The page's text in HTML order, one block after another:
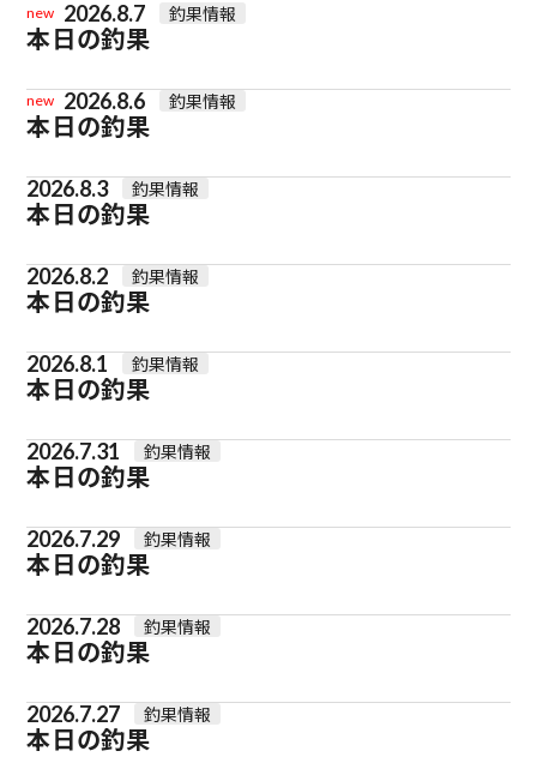
new 2026.8.7 釣果情報
本日の釣果
new 2026.8.6 釣果情報
本日の釣果
2026.8.3 釣果情報
本日の釣果
2026.8.2 釣果情報
本日の釣果
2026.8.1 釣果情報
本日の釣果
2026.7.31 釣果情報
本日の釣果
2026.7.29 釣果情報
本日の釣果
2026.7.28 釣果情報
本日の釣果
2026.7.27 釣果情報
本日の釣果